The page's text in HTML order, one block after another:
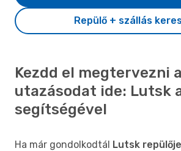
Repülő + szállás
Kezdd el megtervezni
utazásodat ide: Lutsk
segítségével
Ha már gondolkodtál Lutsk